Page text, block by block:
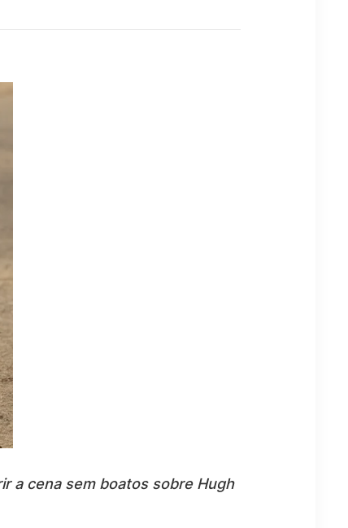
a cena sem boatos sobre Hugh